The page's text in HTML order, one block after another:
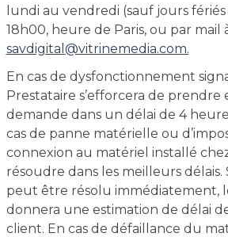
lundi au vendredi (sauf jours
18h00, heure de Paris, ou par mail
savdigital @vitrinemedia.com.
En cas de dysfonctionnement
Prestataire s’efforcera de prendre
demande dans un délai de 4
cas de panne matérielle ou
connexion au matériel installé
résoudre dans les meilleurs
peut être résolu immédiatement,
donnera une estimation de délai
client. En cas de défaillance du